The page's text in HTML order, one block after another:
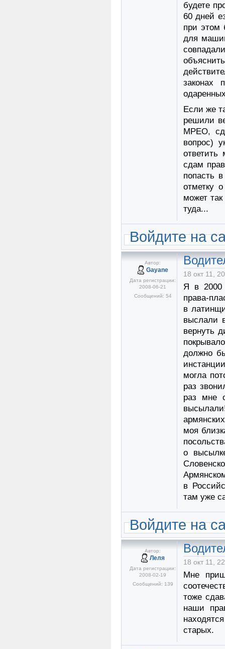
будете
60 дней
при этом
для
законах
Если же
решили
МРЕО,
вопрос)
ответить
сдам
попасть
отметку
может
туда...
Войдите на
Автор:
Gayane
Дата регистрации:
2008-06-21
Сообщений: 54
18 окт 11,
Я в 2000
права-
в
выслали
вернуть
должно
могла
раз
раз мне
моя
о
в
там уже
Войдите на
Автор:
Леля
Дата регистрации:
2008-02-19
Сообщений: 139
18 окт 11,
Мне
тоже
наши
старых.